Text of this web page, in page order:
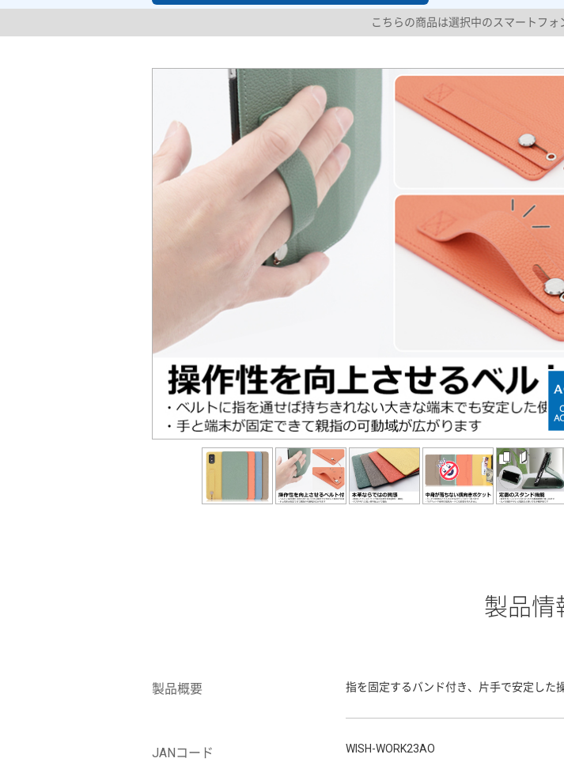
こちらの商品は選択中のスマートフォ
製品情
製品概要 指を固定するバンド付き、片手で安定した
JANコード WISH-WORK23AO